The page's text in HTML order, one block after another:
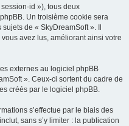
id »), tous deux
Un troisième cookie sera
de « SkyDreamSoft ». Il
avez lus, améliorant ainsi votre
externes au logiciel phpBB
». Ceux-ci sortent du cadre de
créés par le logiciel phpBB.
s’effectue par le biais des
sans s’y limiter : la publication